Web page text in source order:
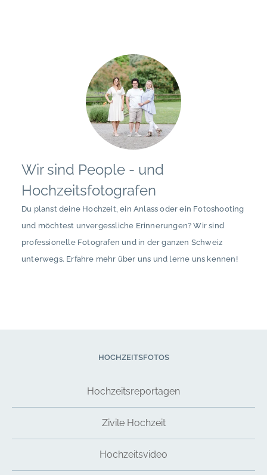
Wir sind People - und
Hochzeitsfotografen
Du planst deine Hochzeit, ein Anlass oder ein Fotoshooting
und möchtest unvergessliche Erinnerungen? Wir sind
professionelle Fotografen und in der ganzen Schweiz
unterwegs. Erfahre mehr über uns und lerne uns kennen!
HOCHZEITSFOTOS
Hochzeitsreportagen
Zivile Hochzeit
Hochzeitsvideo